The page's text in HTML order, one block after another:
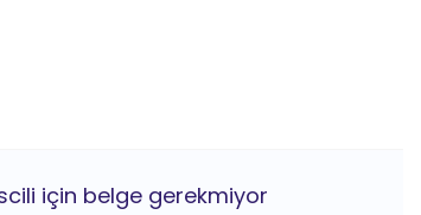
için belge gerekmiyor